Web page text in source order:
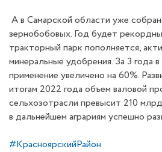
А в Самарской области уже
зернобобовых. Год будет
тракторный парк пополняется,
минеральные удобрения. За 3 года
применение увеличено на 60%.
итогам 2022 года объем валовой
сельхозотрасли превысит 210
в дальнейшем аграриям успешно
#КрасноярскийРайон